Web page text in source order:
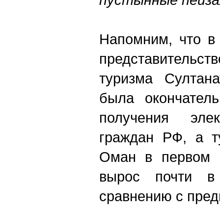
Напомним, что в
туризма
была
получения
граждан РФ, а
Оман в первом
вырос почти
сравнению с